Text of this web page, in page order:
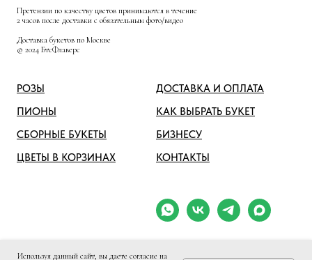
Претензии по качеству цветов принимаются в течение
2 часов после доставки с обязательным фото/видео
Доставка букетов по Москве
© 2024 БтсФлаверс
РОЗЫ
ПИОНЫ
СБОРНЫЕ БУКЕТЫ
ЦВЕТЫ В КОРЗИНАХ
ДОСТАВКА И ОПЛАТА
КАК ВЫБРАТЬ БУКЕТ
БИЗНЕСУ
КОНТАКТЫ
Используя данный сайт, вы даете согласие на